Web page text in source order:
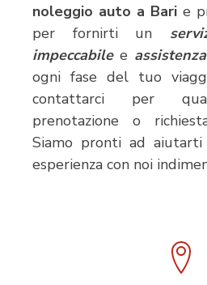
noleggio auto a Bari e
per fornirti un
impeccabilee
ogni fase del tuo
contattarci per
prenotazione o
Siamo pronti ad
esperienza con noi